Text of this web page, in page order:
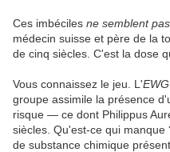
Ces imbéciles ne semblent
médecin suisse et père de la
de cinq siècles. C'est la dose
Vous connaissez le jeu. L'EWG
groupe assimile la présence
risque — ce dont Philippus
siècles. Qu'est-ce qui
de substance chimique